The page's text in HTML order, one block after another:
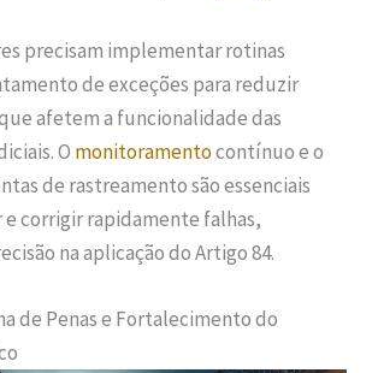
precisam implementar rotinas
de exceções para reduzir
afetem a funcionalidade das
O monitoramentocontínuo e o
de rastreamento são essenciais
corrigir rapidamente falhas,
na aplicação do Artigo 84.
de Penas e Fortalecimento do